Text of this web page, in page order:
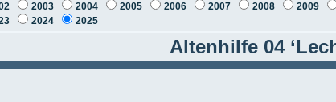
2003 2004 2005 2006 2007 2008 2009
2024 2025
Altenhilfe 04